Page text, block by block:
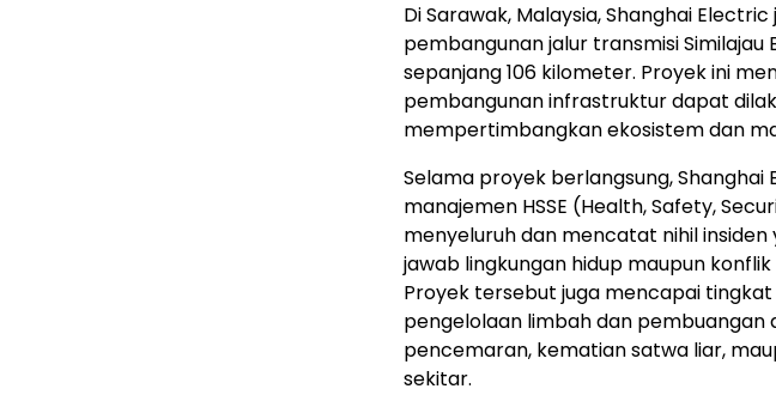
Di Sarawak, Malaysia, Shanghai
pembangunan jalur transmisi
sepanjang 106 kilometer. Proyek ini
pembangunan infrastruktur dapat
mempertimbangkan ekosistem dan
Selama proyek berlangsung,
manajemen HSSE (Health, Safety,
menyeluruh dan mencatat nihil
jawab lingkungan hidup maupun
Proyek tersebut juga mencapai tingkat
pengelolaan limbah dan pembuangan
pencemaran, kematian satwa liar,
sekitar.